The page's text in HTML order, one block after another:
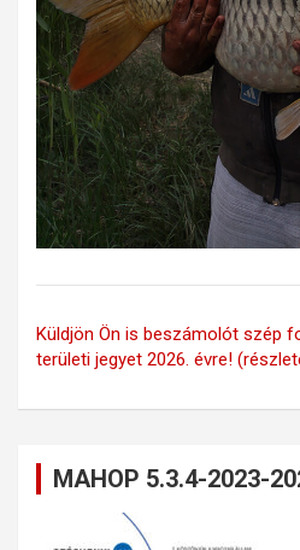
Küldjön Ön is beszámolót szép
területi jegyet 2026. évre!
MAHOP 5.3.4-2023-